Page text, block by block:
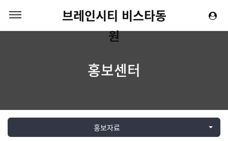
브레인시티 비스타동
원
홍보센터
홍보자료